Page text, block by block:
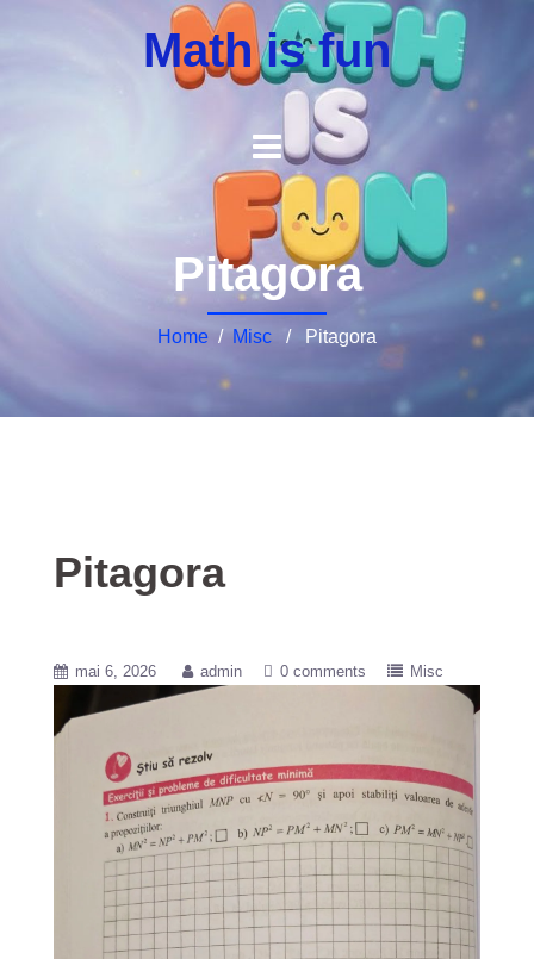
Math is fun
Pitagora
Home / Misc / Pitagora
Pitagora
mai 6, 2026 admin 0 comments Misc